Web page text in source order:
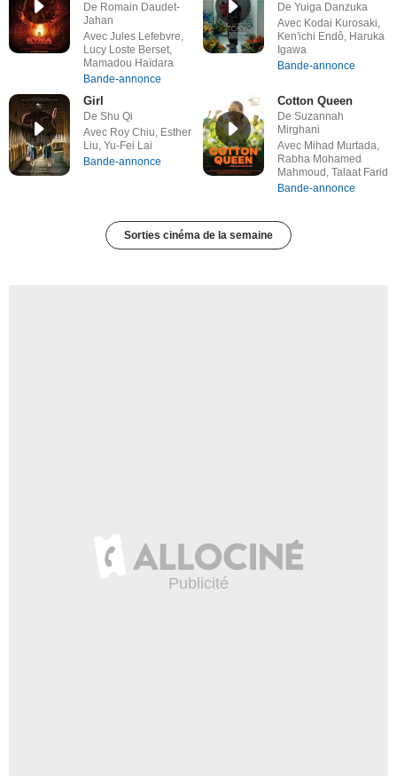
De Romain Daudet-
Jahan
Avec Jules Lefebvre,
Lucy Loste Berset,
Mamadou Haïdara
Bande-annonce
De Yuiga Danzuka
Avec Kodai Kurosaki,
Ken'ichi Endô, Haruka
Igawa
Bande-annonce
Girl
De Shu Qi
Avec Roy Chiu, Esther
Liu, Yu-Fei Lai
Bande-annonce
Cotton Queen
De Suzannah
Mirghani
Avec Mihad Murtada,
Rabha Mohamed
Mahmoud, Talaat Farid
Bande-annonce
Sorties cinéma de la semaine